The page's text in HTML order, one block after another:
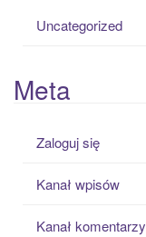
Uncategorized
Meta
Zaloguj się
Kanał wpisów
Kanał komentarzy